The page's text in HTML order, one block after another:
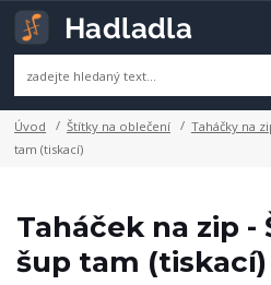
Úvod Štítky na oblečení Taháčky na
tam (tiskací)
Taháček na zip -
šup tam (tiskací)